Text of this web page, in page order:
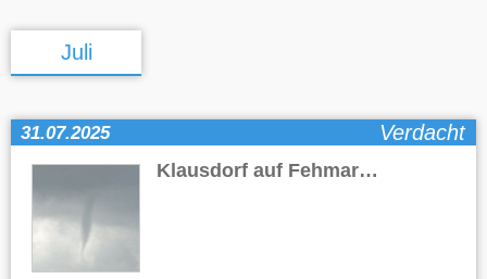
Juli
31.07.2025 Verdacht
Klausdorf auf Fehmarn